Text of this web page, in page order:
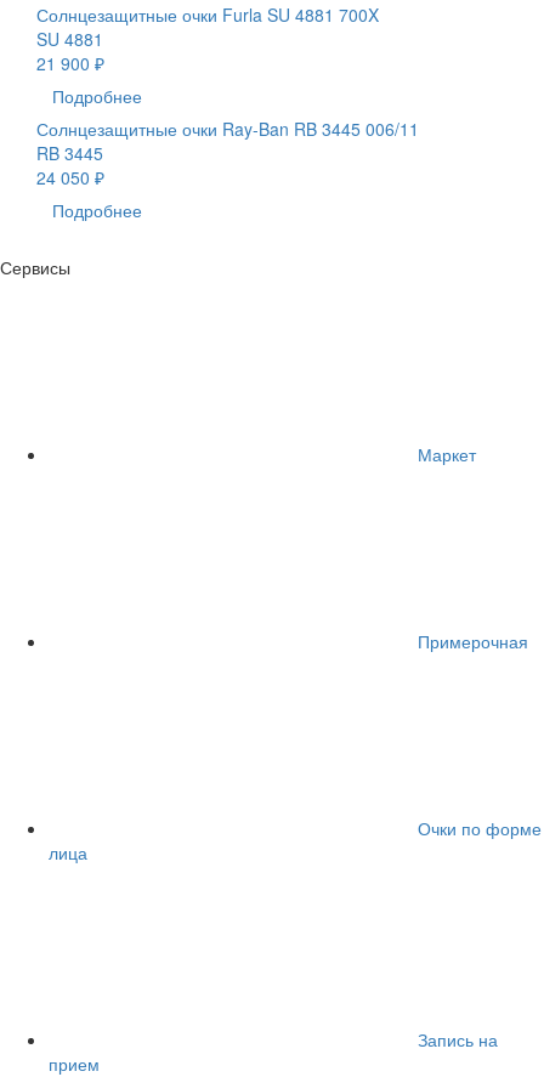
Солнцезащитные очки Furla SU 4881 700X
SU 4881
21 900 ₽
Подробнее
Солнцезащитные очки Ray-Ban RB 3445 006/11
RB 3445
24 050 ₽
Подробнее
Сервисы
Маркет
Примерочная
Очки по форме
лица
Запись на
прием